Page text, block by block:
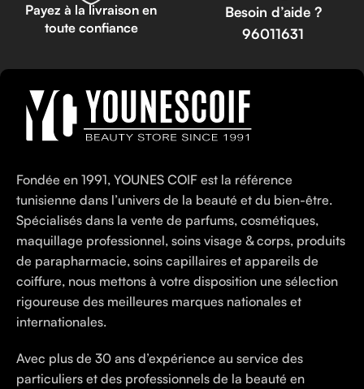
Payez à la livraison en
toute confiance
Besoin d’aide ?
96011631
Fondée en 1991, YOUNES COIF est la référence
tunisienne dans l’univers de la beauté et du bien-être.
Spécialisés dans la vente de parfums, cosmétiques,
maquillage professionnel, soins visage & corps, produits
de parapharmacie, soins capillaires et appareils de
coiffure, nous mettons à votre disposition une sélection
rigoureuse des meilleures marques nationales et
internationales.
Avec plus de 30 ans d’expérience au service des
particuliers et des professionnels de la beauté en